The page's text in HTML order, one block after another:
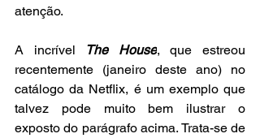
atenção.
A incrível The House, que estreou
recentemente (janeiro deste ano) no
catálogo da Netflix, é um exemplo que
talvez pode muito bem ilustrar o
exposto do parágrafo acima. Trata-se de